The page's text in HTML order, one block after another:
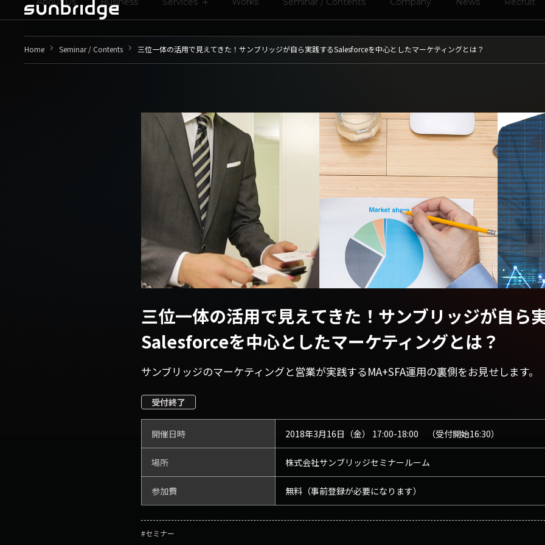
Home keyboard_arrow_right Seminar / Contents keyboard_arrow_right 三位一体の活用で見えてきた！サンブリッジが自ら実践するSalesforceを中心としたマーケティングとは？
三位一体の活用で見えてきた！サンブリッジが自ら
Salesforceを中心としたマーケティングとは？
サンブリッジのマーケティングと営業が実践するMA+SFA運用の裏側をお見せします。
受付終了
開催日時 2018年3月16日（金） 17:00-18:00 （受付開始16:30）
場所 株式会社サンブリッジセミナールーム
参加費 無料（事前登録が必要になります）
#セミナー